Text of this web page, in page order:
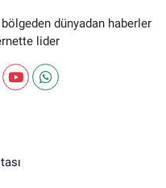
dünyadan haberler
lider